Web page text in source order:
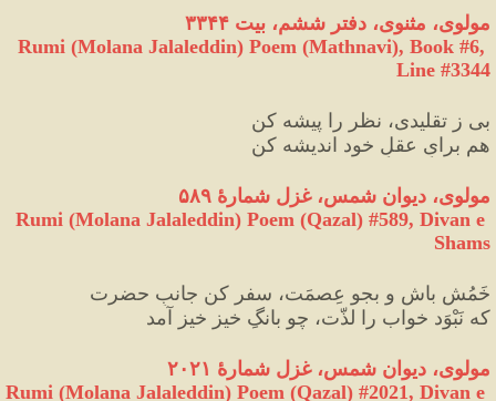
مولوی، مثنوی، دفتر ششم، بیت ۳۳۴۴
Rumi (Molana Jalaleddin) Poem (Mathnavi), Book #6,
Line #3344
بی ز تقلیدی، نظر را پیشه کن
هم برایِ عقلِ خود اندیشه کن
مولوی، دیوان شمس، غزل شمارهٔ ۵۸۹
Rumi (Molana Jalaleddin) Poem (Qazal) #589, Divan e
Shams
خَمُش باش و بجو عِصمَت، سفر کن جانبِ حضرت
که نَبْوَد خواب را لذّت، چو بانگِ خیز خیز آمد
مولوی، دیوان شمس، غزل شمارهٔ ۲۰۲۱
Rumi (Molana Jalaleddin) Poem (Qazal) #2021, Divan e